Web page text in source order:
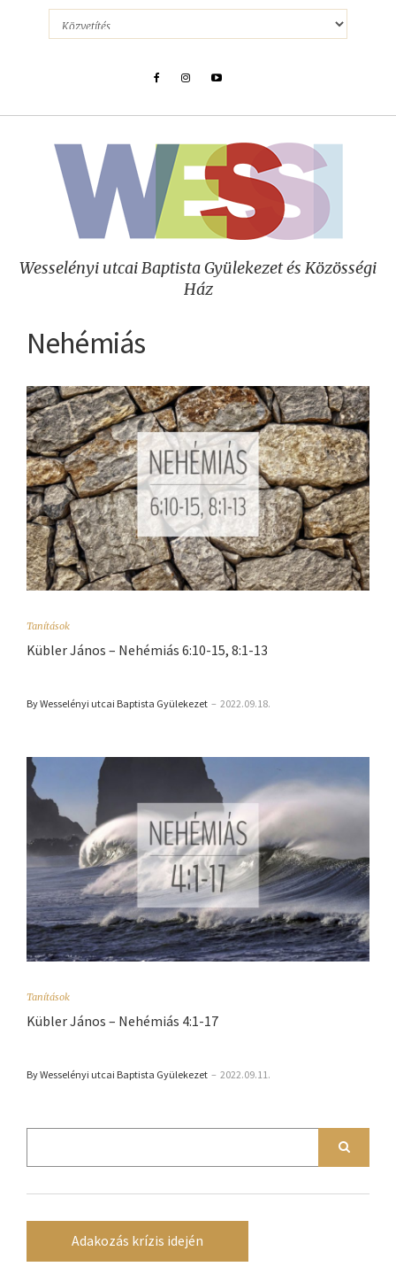
Wesselényi utcai Baptista Gyülekezet és Közösségi
Ház
Nehémiás
Tanítások
Kübler János – Nehémiás 6:10-15, 8:1-13
By Wesselényi utcai Baptista Gyülekezet – 2022.09.18.
Tanítások
Kübler János – Nehémiás 4:1-17
By Wesselényi utcai Baptista Gyülekezet – 2022.09.11.
Adakozás krízis idején